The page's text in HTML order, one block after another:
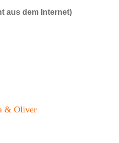
aus dem Internet)
& Oliver